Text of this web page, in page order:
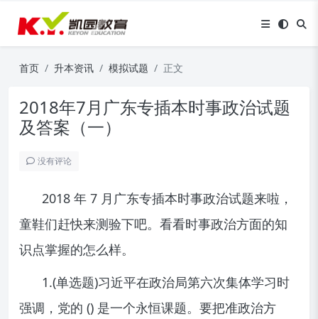
首页 升本资讯 模拟试题 正文
2018年7月广东专插本时事政治试题
及答案（一）
没有评论
2018 年 7 月广东专插本时事政治试题来啦，
童鞋们赶快来测验下吧。看看时事政治方面的知
识点掌握的怎么样。
1.(单选题)习近平在政治局第六次集体学习时
强调，党的 () 是一个永恒课题。要把准政治方